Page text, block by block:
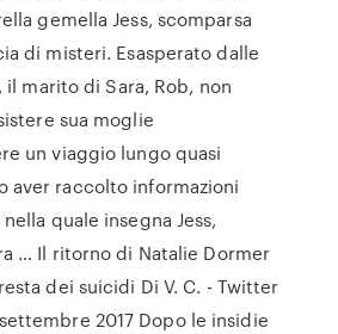
gemella Jess, scomparsa
di misteri. Esasperato dalle
il marito di Sara, Rob, non
sua moglie
un viaggio lungo quasi
aver raccolto informazioni
quale insegna Jess,
… Il ritorno di Natalie Dormer
dei suicidi Di V. C. - Twitter
2017 Dopo le insidie